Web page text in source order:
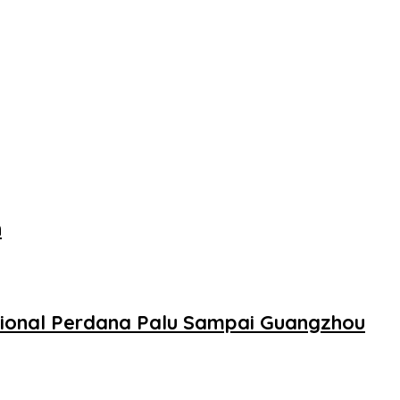
Perdana Palu Sampai Guangzhou